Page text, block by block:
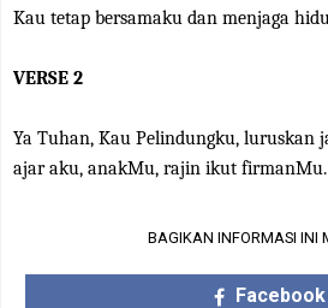
Kau tetap bersamaku dan menjaga
VERSE 2
Ya Tuhan, Kau Pelindungku, luruskan
ajar aku, anakMu, rajin ikut firmanMu.
BAGIKAN INFORMASI INI
Facebook